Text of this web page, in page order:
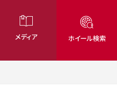
メディア ホイール検索